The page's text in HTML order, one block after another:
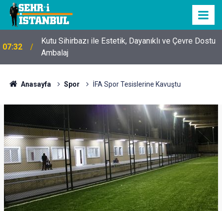
07:32
Kutu Sihirbazı ile Estetik, Dayanıklı ve Çevre Dostu
Ambalaj
Anasayfa Spor İFA Spor Tesislerine Kavuştu